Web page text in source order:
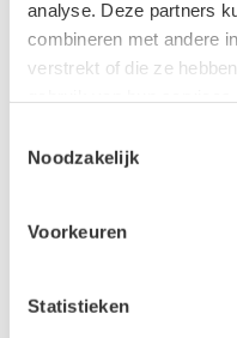
analyse. Deze partners
combineren met andere
verstrekt of die ze
Clerk
Je kunt jouw
Noodzakelijk
Voorkeuren
Statistieken
€14,95